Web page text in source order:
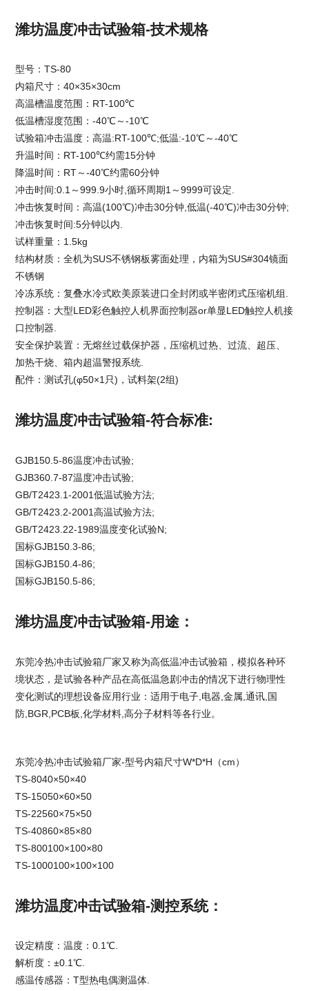
潍坊温度冲击试验箱-技术规格
型号：TS-80
内箱尺寸：40×35×30cm
高温槽温度范围：RT-100℃
低温槽湿度范围：-40℃～-10℃
试验箱冲击温度：高温:RT-100℃;低温:-10℃～-40℃
升温时间：RT-100℃约需15分钟
降温时间：RT～-40℃约需60分钟
冲击时间:0.1～999.9小时,循环周期1～9999可设定.
冲击恢复时间：高温(100℃)冲击30分钟,低温(-40℃)冲击30分钟;
冲击恢复时间:5分钟以内.
试样重量：1.5kg
结构材质：全机为SUS不锈钢板雾面处理，内箱为SUS#304镜面
不锈钢
冷冻系统：复叠水冷式欧美原装进口全封闭或半密闭式压缩机组.
控制器：大型LED彩色触控人机界面控制器or单显LED触控人机接
口控制器.
安全保护装置：无熔丝过载保护器，压缩机过热、过流、超压、
加热干烧、箱内超温警报系统.
配件：测试孔(φ50×1只)，试料架(2组)
潍坊温度冲击试验箱-符合标准:
GJB150.5-86温度冲击试验;
GJB360.7-87温度冲击试验;
GB/T2423.1-2001低温试验方法;
GB/T2423.2-2001高温试验方法;
GB/T2423.22-1989温度变化试验N;
国标GJB150.3-86;
国标GJB150.4-86;
国标GJB150.5-86;
潍坊温度冲击试验箱-用途：
东莞冷热冲击试验箱厂家又称为高低温冲击试验箱，模拟各种环
境状态，是试验各种产品在高低温急剧冲击的情况下进行物理性
变化测试的理想设备应用行业： 适用于电子,电器,金属,通讯,国
防,BGR,PCB板,化学材料,高分子材料等各行业。
东莞冷热冲击试验箱厂家-型号内箱尺寸W*D*H（cm）
TS-8040×50×40
TS-15050×60×50
TS-22560×75×50
TS-40860×85×80
TS-800100×100×80
TS-1000100×100×100
潍坊温度冲击试验箱-测控系统：
设定精度：温度：0.1℃.
解析度：±0.1℃.
感温传感器：T型热电偶测温体.